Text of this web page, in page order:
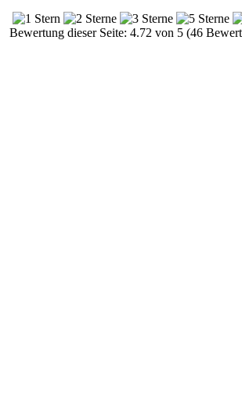
Bewertung dieser Seite: 4.72 von 5 (46